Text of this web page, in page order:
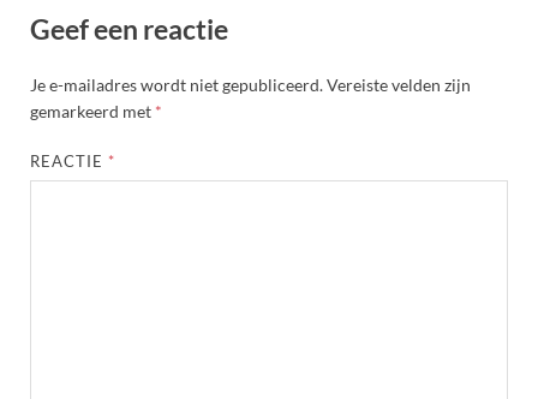
Geef een reactie
Je e-mailadres wordt niet gepubliceerd.Vereiste velden zijn
gemarkeerd met *
REACTIE *